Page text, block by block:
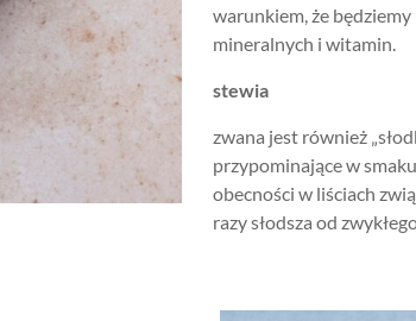
warunkiem, że
mineralnych i witamin.
stewia
zwana jest również
przypominające w
obecności w liściach
razy słodsza od